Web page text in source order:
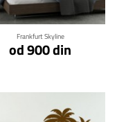
Frankfurt Skyline
od 900 din